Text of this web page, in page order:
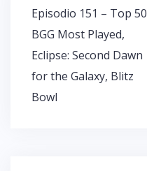
Navigazione
articoli
Episodio 151 – Top 50
BGG Most Played,
Eclipse: Second Dawn
for the Galaxy, Blitz
Bowl